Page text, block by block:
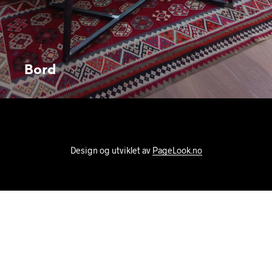
Bord
Design og utviklet av PageLook.no